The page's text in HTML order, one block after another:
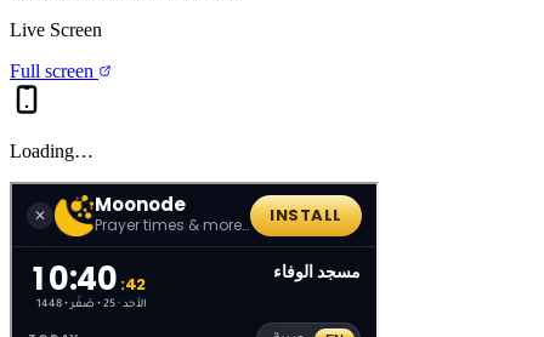
Live Screen
Full screen
Loading…